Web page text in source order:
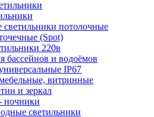
потолочные
(Spot)
220в
бассейнов и водоёмов
IP67
витринные
и зеркал
ночники